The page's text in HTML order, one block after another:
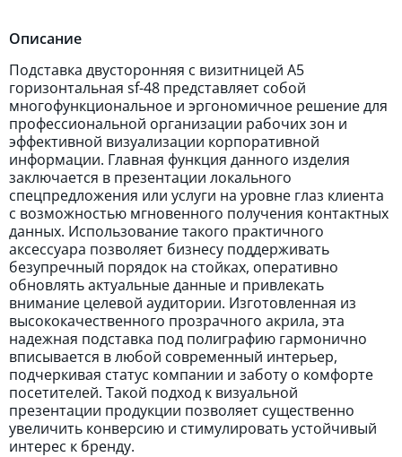
Описание
Подставка двусторонняя с визитницей А5
горизонтальная sf-48 представляет собой
многофункциональное и эргономичное решение для
профессиональной организации рабочих зон и
эффективной визуализации корпоративной
информации. Главная функция данного изделия
заключается в презентации локального
спецпредложения или услуги на уровне глаз клиента
с возможностью мгновенного получения контактных
данных. Использование такого практичного
аксессуара позволяет бизнесу поддерживать
безупречный порядок на стойках, оперативно
обновлять актуальные данные и привлекать
внимание целевой аудитории. Изготовленная из
высококачественного прозрачного акрила, эта
надежная подставка под полиграфию гармонично
вписывается в любой современный интерьер,
подчеркивая статус компании и заботу о комфорте
посетителей. Такой подход к визуальной
презентации продукции позволяет существенно
увеличить конверсию и стимулировать устойчивый
интерес к бренду.